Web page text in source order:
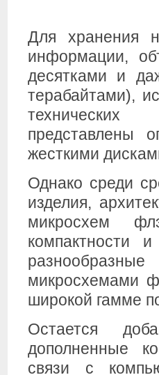
Для хранения
информации,
десятками и
терабайтами),
представлены
жесткими
Однако среди
изделия,
микросхем
компактности и
микросхемами
широкой гамме
Остается
дополненные
связи с